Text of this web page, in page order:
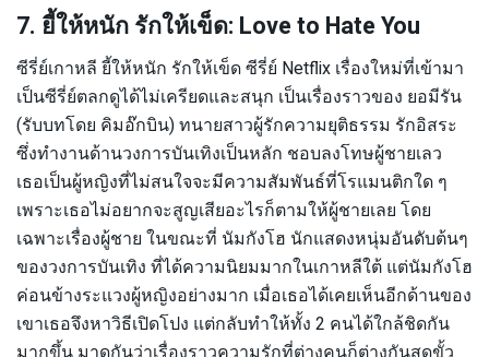
7. ยี้ให้หนัก รักให้เข็ด: Love to Hate You
ซีรี่ย์เกาหลี ยี้ให้หนัก รักให้เข็ด ซีรี่ย์ Netflix เรื่องใหม่ที่เข้ามา
เป็นซีรี่ย์ตลกดูได้ไม่เครียดและสนุก เป็นเรื่องราวของ ยอมีรัน
(รับบทโดย คิมอ๊กบิน) ทนายสาวผู้รักความยุติธรรม รักอิสระ
ซึ่งทำงานด้านวงการบันเทิงเป็นหลัก ชอบลงโทษผู้ชายเลว
เธอเป็นผู้หญิงที่ไม่สนใจจะมีความสัมพันธ์ที่โรแมนติกใด ๆ
เพราะเธอไม่อยากจะสูญเสียอะไรก็ตามให้ผู้ชายเลย โดย
เฉพาะเรื่องผู้ชาย ในขณะที่ นัมกังโฮ นักแสดงหนุ่มอันดับต้นๆ
ของวงการบันเทิง ที่ได้ความนิยมมากในเกาหลีใต้ แต่นัมกังโฮ
ค่อนข้างระแวงผู้หญิงอย่างมาก เมื่อเธอได้เคยเห็นอีกด้านของ
เขาเธอจึงหาวิธีเปิดโปง แต่กลับทำให้ทั้ง 2 คนได้ใกล้ชิดกัน